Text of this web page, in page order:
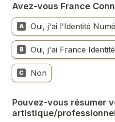
Avez-vous France
A Oui, j'ai l'Identité
B Oui, j'ai France Identité
C Non
Pouvez-vous résumer
artistique/